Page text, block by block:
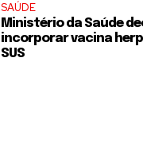
SAÚDE
Ministério da Saúde
incorporar vacina
SUS